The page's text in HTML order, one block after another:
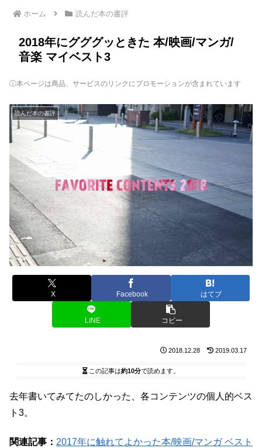
ホーム 読んだ本の書評
2018年にグググッときた 本/映画/マンガ/
音楽 マイベスト3
ⓘ本ページは商品、サービスのリンクにプロモーションが含まれています
読んだ本の書評
X Facebook はてブ
LINE コピー
2018.12.28 2019.03.17
この記事は約10分で読めます。
去年書いてみてたのしかった、各コンテンツの個人的ベス
ト3。
関連記事： 2017年に触れてよかった本/映画/マンガ ベスト